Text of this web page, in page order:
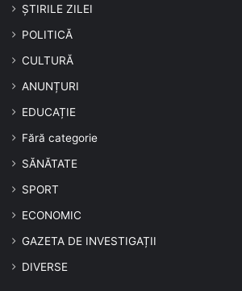
ȘTIRILE ZILEI
POLITICĂ
CULTURĂ
ANUNȚURI
EDUCAȚIE
Fără categorie
SĂNĂTATE
SPORT
ECONOMIC
GAZETA DE INVESTIGAȚII
DIVERSE